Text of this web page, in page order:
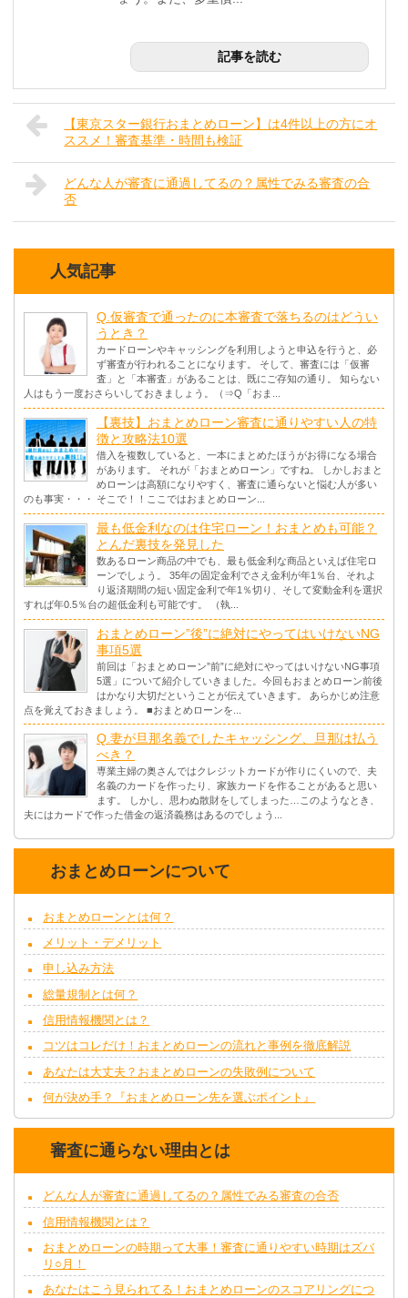
記事を読む
【東京スター銀行おまとめローン】は4件以上の方にオ
ススメ！審査基準・時間も検証
どんな人が審査に通過してるの？属性でみる審査の合
否
人気記事
Q.仮審査で通ったのに本審査で落ちるのはどうい
うとき？
カードローンやキャッシングを利用しようと申込を行うと、必
ず審査が行われることになります。 そして、審査には「仮審
査」と「本審査」があることは、既にご存知の通り。 知らない
人はもう一度おさらいしておきましょう。（⇒Q「おま...
【裏技】おまとめローン審査に通りやすい人の特
徴と攻略法10選
借入を複数していると、一本にまとめたほうがお得になる場合
があります。 それが「おまとめローン」ですね。 しかしおまと
めローンは高額になりやすく、審査に通らないと悩む人が多い
のも事実・・・ そこで！！ここではおまとめローン...
最も低金利なのは住宅ローン！おまとめも可能？
とんだ裏技を発見した
数あるローン商品の中でも、最も低金利な商品といえば住宅ロ
ーンでしょう。 35年の固定金利でさえ金利が年1％台、それよ
り返済期間の短い固定金利で年1％切り、そして変動金利を選択
すれば年0.5％台の超低金利も可能です。 （執...
おまとめローン”後”に絶対にやってはいけないNG
事項5選
前回は「おまとめローン”前”に絶対にやってはいけないNG事項
5選」について紹介していきました。今回もおまとめローン前後
はかなり大切だということが伝えていきます。 あらかじめ注意
点を覚えておきましょう。 ■おまとめローンを...
Q.妻が旦那名義でしたキャッシング、旦那は払う
べき？
専業主婦の奥さんではクレジットカードが作りにくいので、夫
名義のカードを作ったり、家族カードを作ることがあると思い
ます。 しかし、思わぬ散財をしてしまった…このようなとき、
夫にはカードで作った借金の返済義務はあるのでしょう...
おまとめローンについて
おまとめローンとは何？
メリット・デメリット
申し込み方法
総量規制とは何？
信用情報機関とは？
コツはコレだけ！おまとめローンの流れと事例を徹底解説
あなたは大丈夫？おまとめローンの失敗例について
何が決め手？『おまとめローン先を選ぶポイント』
審査に通らない理由とは
どんな人が審査に通過してるの？属性でみる審査の合否
信用情報機関とは？
おまとめローンの時期って大事！審査に通りやすい時期はズバ
リ○月！
あなたはこう見られてる！おまとめローンのスコアリングにつ